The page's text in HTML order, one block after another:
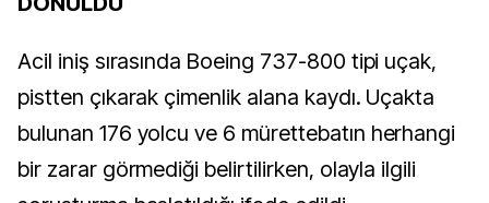
Acil iniş sırasında Boeing 737-800 tipi uçak,
pistten çıkarak çimenlik alana kaydı. Uçakta
bulunan 176 yolcu ve 6 mürettebatın herhangi
bir zarar görmediği belirtilirken, olayla ilgili